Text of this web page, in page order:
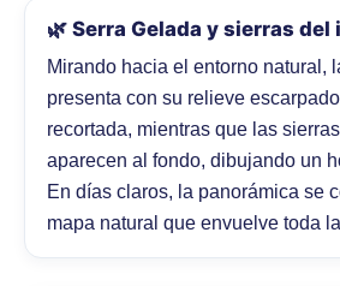
🌿 Serra Gelada y sierras
Mirando hacia el entorno natural,
presenta con su relieve
recortada, mientras que las
aparecen al fondo, dibujando un
En días claros, la panorámica se
mapa natural que envuelve toda